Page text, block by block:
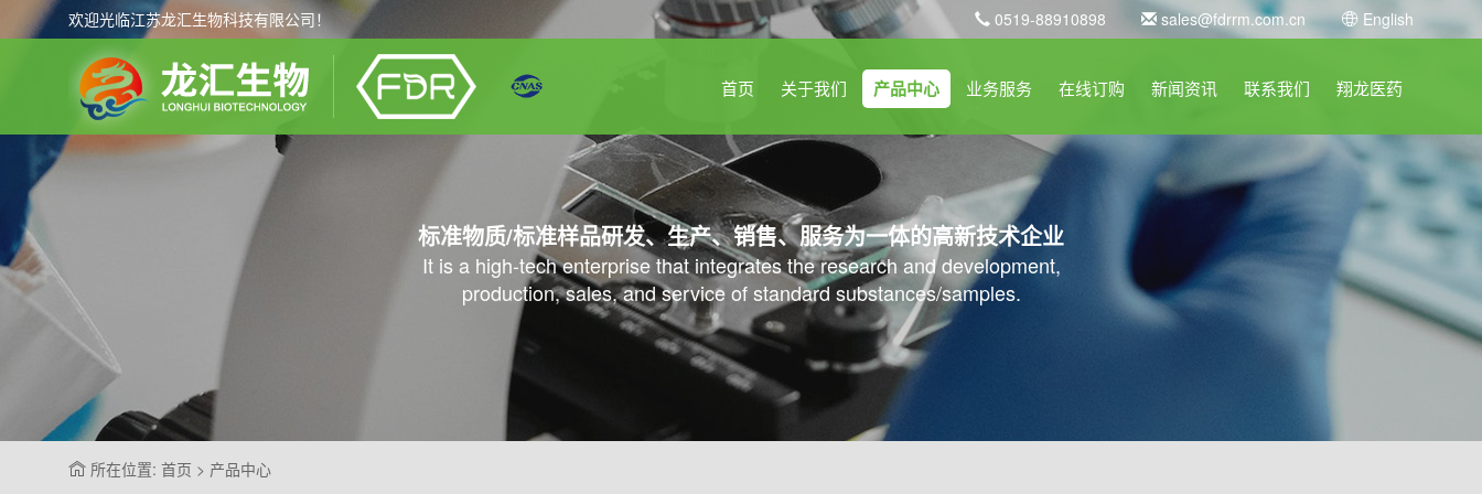
欢迎光临江苏龙汇生物科技有限公司！ 0519-88910898 sales@fdrrm.com.cn English
首页 关于我们 产品中心 业务服务 在线订购 新闻资讯 联系我们 翔龙医药
标准物质/标准样品研发、生产、销售、服务为一体的高新技术企业
It is a high-tech enterprise that integrates the research and development,
production, sales, and service of standard substances/samples.
所在位置: 首页 > 产品中心